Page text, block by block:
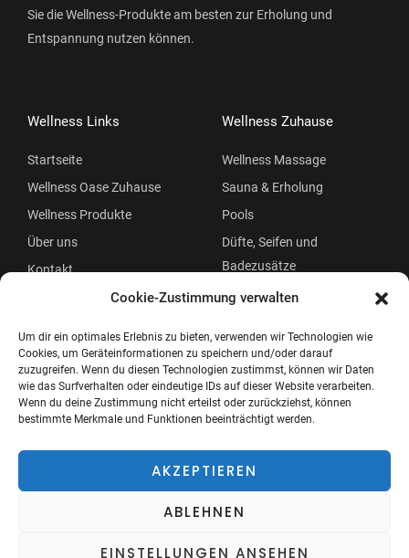
Cookie-Zustimmung verwalten
Um dir ein optimales Erlebnis zu bieten, verwenden wir Technologien wie
Cookies, um Geräteinformationen zu speichern und/oder darauf
zuzugreifen. Wenn du diesen Technologien zustimmst, können wir Daten
wie das Surfverhalten oder eindeutige IDs auf dieser Website verarbeiten.
Wenn du deine Zustimmung nicht erteilst oder zurückziehst, können
bestimmte Merkmale und Funktionen beeinträchtigt werden.
AKZEPTIEREN
ABLEHNEN
EINSTELLUNGEN ANSEHEN
Sie die Wellness-Produkte am besten zur Erholung und
Entspannung nutzen können.
Wellness Links
Startseite
Wellness Oase Zuhause
Wellness Produkte
Über uns
Kontakt
Wellness Zuhause
Wellness Massage
Sauna & Erholung
Pools
Düfte, Seifen und
Badezusätze
Beauty
Menü